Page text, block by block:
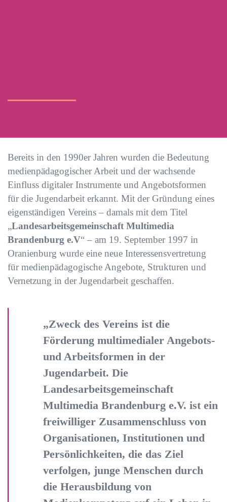
Bereits in den 1990er Jahren wurden die Bedeutung
medienpädagogischer Arbeit und der wachsende
Einfluss digitaler Instrumente und Angebotsformen
für die Jugendarbeit erkannt. Mit der Gründung eines
eigenständigen Vereins – damals mit dem Titel
„Landesarbeitsgemeinschaft Multimedia
Brandenburg e.V“ – am 19. September 1997 in
Oranienburg wurde eine neue Interessensvertretung
für medienpädagogische Angebote, Strukturen und
Vernetzung in der Jugendarbeit geschaffen.
„Zweck des Vereins ist die
Förderung multimedialer Angebots-
und Arbeitsformen in der
Jugendarbeit. Die
Landesarbeitsgemeinschaft
Multimedia Brandenburg e.V. ist ein
freiwilliger Zusammenschluss von
Organisationen, Institutionen und
Persönlichkeiten, die das Ziel
verfolgen, junge Menschen durch
die Herausbildung von